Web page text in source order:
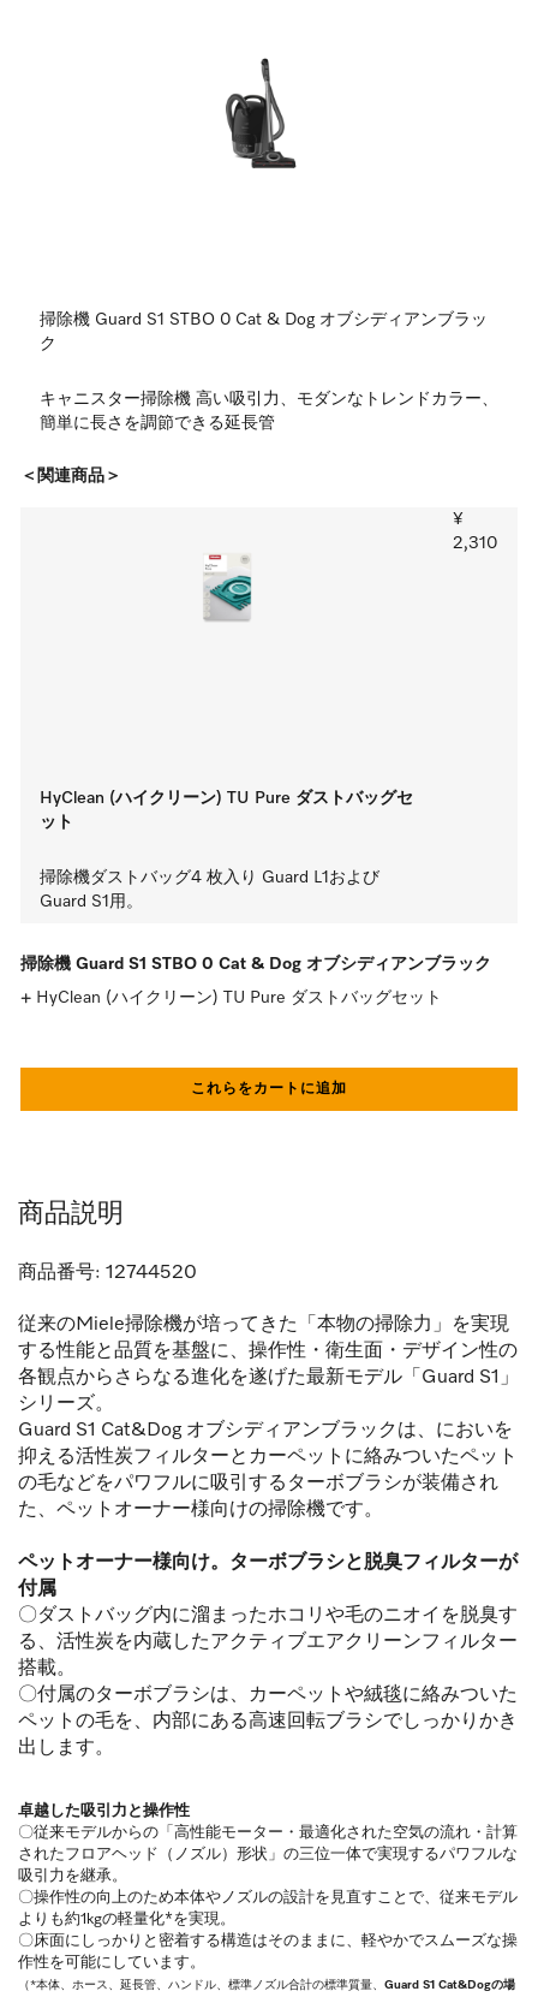
掃除機 Guard S1 STBO 0 Cat & Dog オブシディアンブラッ
ク
キャニスター掃除機 高い吸引力、モダンなトレンドカラー、
簡単に長さを調節できる延長管
＜関連商品＞
HyClean (ハイクリーン) TU Pure ダストバッグセ
ット
掃除機ダストバッグ4 枚入り Guard L1および
Guard S1用。
¥
2,310
掃除機 Guard S1 STBO 0 Cat & Dog オブシディアンブラック
HyClean (ハイクリーン) TU Pure ダストバッグセット
これらをカートに追加
商品説明
商品番号: 12744520
従来のMiele掃除機が培ってきた「本物の掃除力」を実現
する性能と品質を基盤に、操作性・衛生面・デザイン性の
各観点からさらなる進化を遂げた最新モデル「Guard S1」
シリーズ。
Guard S1 Cat&Dog オブシディアンブラックは、においを
抑える活性炭フィルターとカーペットに絡みついたペット
の毛などをパワフルに吸引するターボブラシが装備され
た、ペットオーナー様向けの掃除機です。
ペットオーナー様向け。ターボブラシと脱臭フィルターが
付属
〇ダストバッグ内に溜まったホコリや毛のニオイを脱臭す
る、活性炭を内蔵したアクティブエアクリーンフィルター
搭載。
〇付属のターボブラシは、カーペットや絨毯に絡みついた
ペットの毛を、内部にある高速回転ブラシでしっかりかき
出します。
卓越した吸引力と操作性
〇従来モデルからの「高性能モーター・最適化された空気の流れ・計算
されたフロアヘッド（ノズル）形状」の三位一体で実現するパワフルな
吸引力を継承。
〇操作性の向上のため本体やノズルの設計を見直すことで、従来モデル
よりも約1kgの軽量化*を実現。
〇床面にしっかりと密着する構造はそのままに、軽やかでスムーズな操
作性を可能にしています。
（*本体、ホース、延長管、ハンドル、標準ノズル合計の標準質量、 Guard S1 Cat&Dogの場